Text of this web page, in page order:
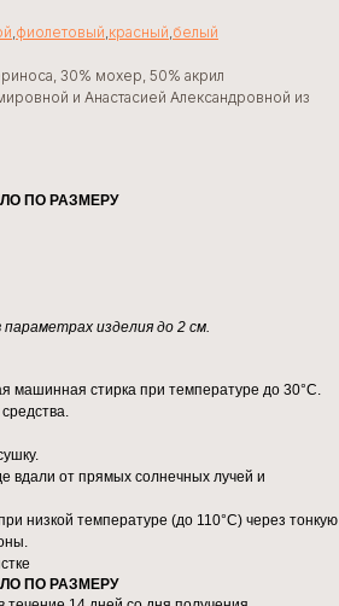
,фиолетовый,красный,белый
30% мохер, 50% акрил
и Анастасией Александровной из
ПО РАЗМЕРУ
изделия до 2 см.
машинная стирка при температуре до 30°C.
вдали от прямых солнечных лучей и
низкой температуре (до 110°C) через тонкую
ПО РАЗМЕРУ